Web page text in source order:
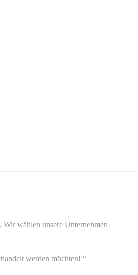
Wir wählen unsere Unternehmen
werden möchten! “